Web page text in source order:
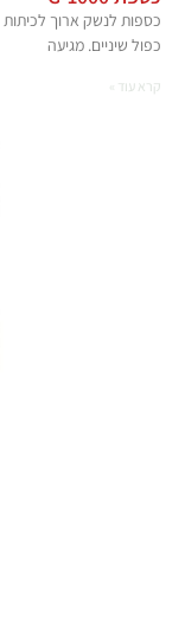
כספות לנשק ארוך
כפול שיניים. מגיעה
קרא עוד »